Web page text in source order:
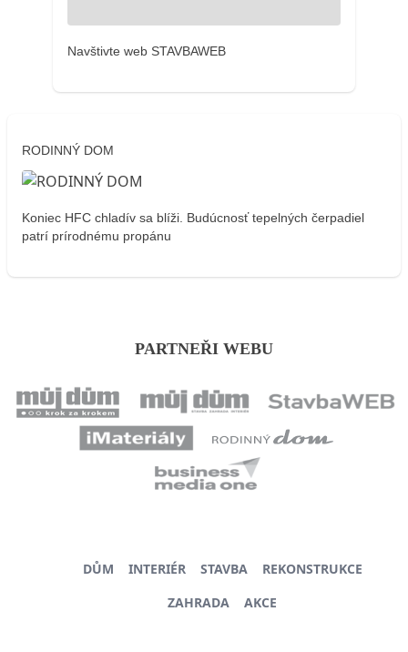
Navštivte web STAVBAWEB
RODINNÝ DOM
Koniec HFC chladív sa blíži. Budúcnosť tepelných čerpadiel
patrí prírodnému propánu
PARTNEŘI WEBU
DŮM INTERIÉR STAVBA
REKONSTRUKCE
ZAHRADA
AKCE